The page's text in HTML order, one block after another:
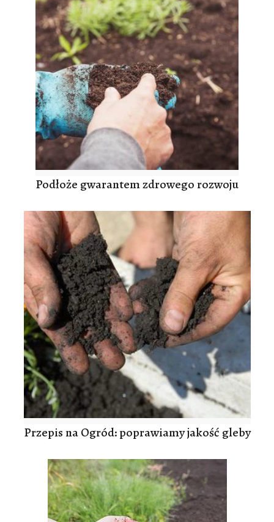
Podłoże gwarantem zdrowego rozwoju
Przepis na Ogród: poprawiamy jakość gleby